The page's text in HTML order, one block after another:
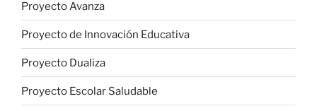
Proyecto Avanza
Proyecto de Innovación Educativa
Proyecto Dualiza
Proyecto Escolar Saludable